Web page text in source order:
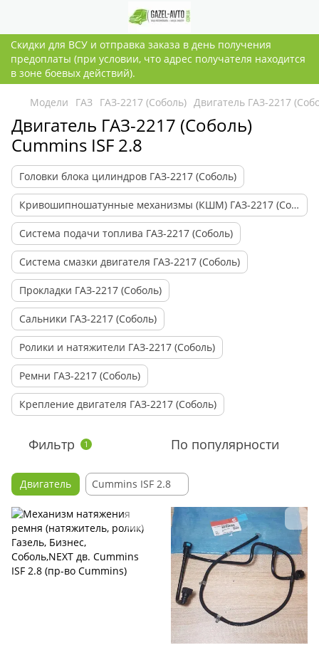
Скидки для ВСУ и отправка заказа в день получения
предоплаты (при условии, что адрес получателя находится
в зоне боевых действий).
Модели ГАЗ ГАЗ-2217 (Соболь) Двигатель ГАЗ-2217
Двигатель ГАЗ-2217 (Соболь)
Cummins ISF 2.8
Головки блока цилиндров ГАЗ-2217 (Соболь)
Кривошипношатунные механизмы (КШМ) ГАЗ-2217 (Соболь)
Система подачи топлива ГАЗ-2217 (Соболь)
Система смазки двигателя ГАЗ-2217 (Соболь)
Прокладки ГАЗ-2217 (Соболь)
Сальники ГАЗ-2217 (Соболь)
Ролики и натяжители ГАЗ-2217 (Соболь)
Ремни ГАЗ-2217 (Соболь)
Крепление двигателя ГАЗ-2217 (Соболь)
Фильтр 1 По популярности
Двигатель Cummins ISF 2.8